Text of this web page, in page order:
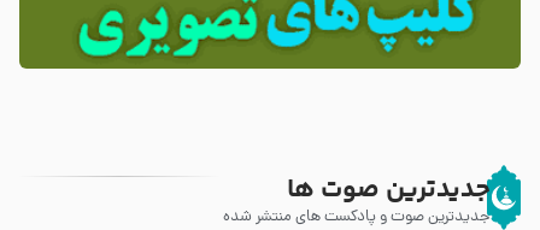
جدیدترین صوت ها
جدیدترین صوت و پادکست های منتشر شده